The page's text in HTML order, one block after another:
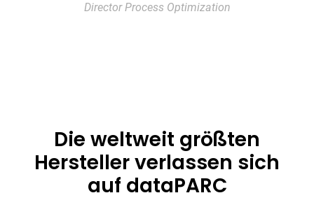
Director Process Optimization
Die weltweit größten
Hersteller verlassen sich
auf dataPARC